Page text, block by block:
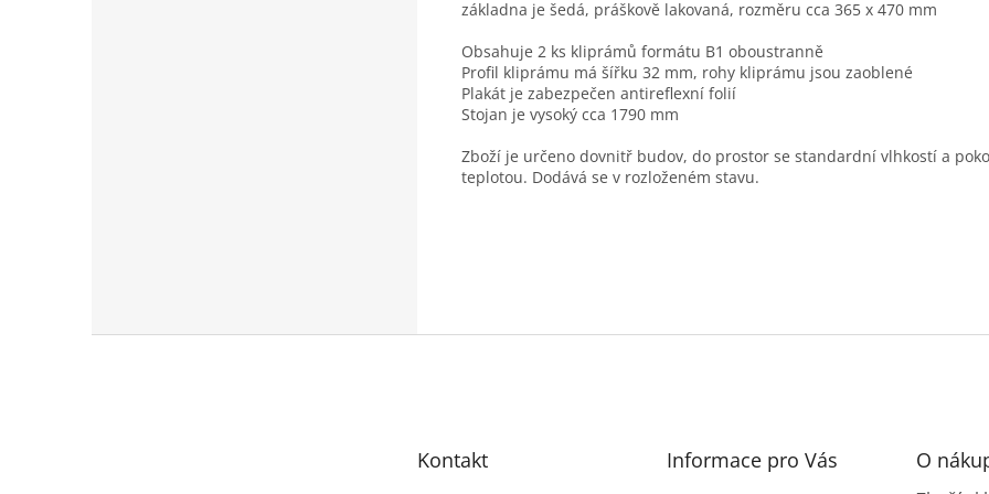
základna je šedá, práškově lakovaná, rozměru cca 365 x 470 mm
Obsahuje 2 ks kliprámů formátu B1 oboustranně
Profil kliprámu má šířku 32 mm, rohy kliprámu jsou zaoblené
Plakát je zabezpečen antireflexní folií
Stojan je vysoký cca 1790 mm
Zboží je určeno dovnitř budov, do prostor se standardní vlhkostí a
teplotou. Dodává se v rozloženém stavu.
Kontakt Informace pro Vás O